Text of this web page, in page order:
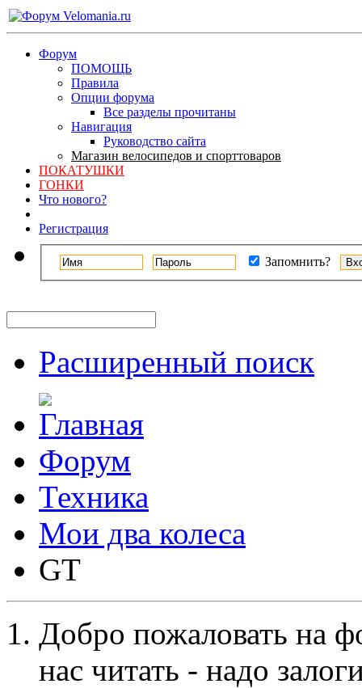
Форум
ПОМОЩЬ
Правила
Опции форума
Все разделы прочитаны
Навигация
Руководство сайта
Магазин велосипедов и спорттоваров
ПОКАТУШКИ
ГОНКИ
Что нового?
Регистрация
Запомнить?
Расширенный поиск
Форум
Техника
Мои два колеса
GT
Добро пожаловать на
нас читать - надо